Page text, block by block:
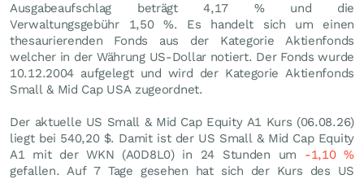
Ausgabeaufschlag beträgt 4,17 % und die
Verwaltungsgebühr 1,50 %. Es handelt sich um einen
thesaurierenden Fonds aus der Kategorie Aktienfonds
welcher in der Währung US-Dollar notiert. Der Fonds wurde
10.12.2004 aufgelegt und wird der Kategorie Aktienfonds
Small & Mid Cap USA zugeordnet.
Der aktuelle US Small & Mid Cap Equity A1 Kurs (06.08.26)
liegt bei 540,20 $. Damit ist der US Small & Mid Cap Equity
A1 mit der WKN (A0D8L0) in 24 Stunden um -1,10%
gefallen. Auf 7 Tage gesehen hat sich der Kurs des US